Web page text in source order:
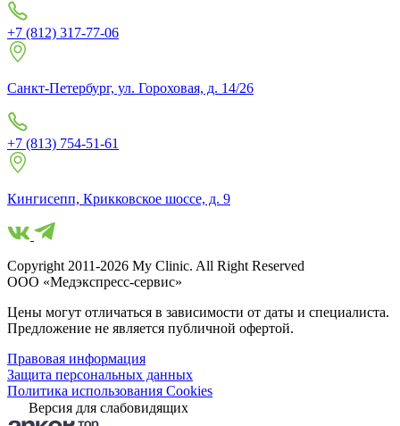
+7 (812) 317-77-06
Санкт-Петербург, ул. Гороховая, д. 14/26
+7 (813) 754-51-61
Кингисепп, Крикковское шоссе, д. 9
Copyright 2011-2026 My Clinic. All Right Reserved
ООО «Медэкспресс-сервис»
Цены могут отличаться в зависимости от даты и специалиста.
Предложение не является публичной офертой.
Правовая информация
Защита персональных данных
Политика использования Cookies
Версия для слабовидящих